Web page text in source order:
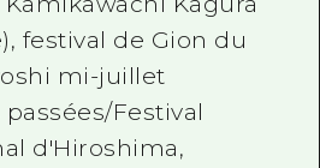
festival de Gion du
mi-juillet
Festival
d'Hiroshima,